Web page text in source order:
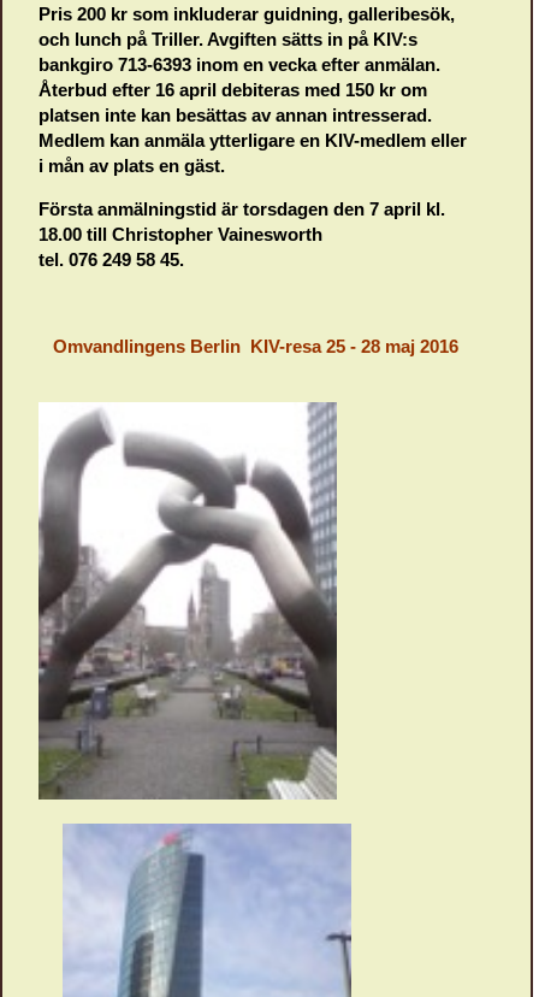
Pris 200 kr som inkluderar guidning, galleribesök,
och lunch på Triller. Avgiften sätts in på KIV:s
bankgiro 713-6393 inom en vecka efter anmälan.
Återbud efter 16 april debiteras med 150 kr om
platsen inte kan besättas av annan intresserad.
Medlem kan anmäla ytterligare en KIV-medlem eller
i mån av plats en gäst.
Första anmälningstid är torsdagen den 7 april kl.
18.00 till Christopher Vainesworth
tel. 076 249 58 45.
Omvandlingens Berlin KIV-resa 25 - 28 maj 2016